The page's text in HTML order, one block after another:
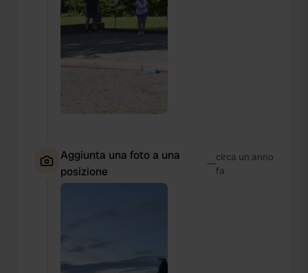
Aggiunta una foto a una
posizione
—circa un anno
fa